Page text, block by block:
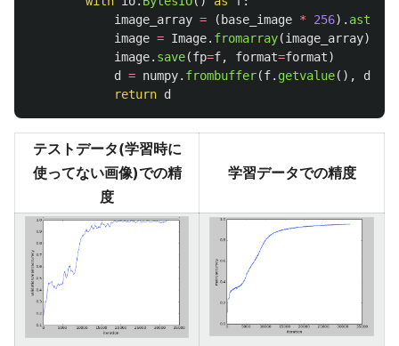
image_array = ( base_image * 256). astype
image = Image. fromarray(image_array)
image. save(fp=f, format=format)
d
= numpy. frombuffer(f. getvalue(),
dtype
return d
テストデータ(学習時に
使ってない画像)での精
度
学習データでの精度